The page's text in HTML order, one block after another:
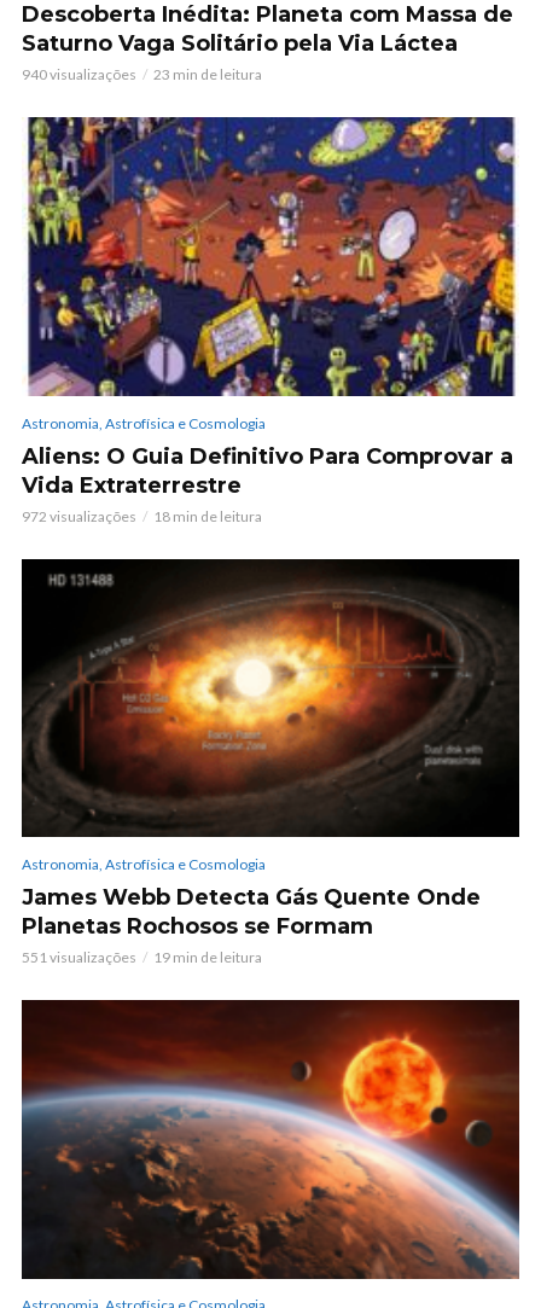
Descoberta Inédita: Planeta com Massa de
Saturno Vaga Solitário pela Via Láctea
940 visualizações 23 min de leitura
Astronomia, Astrofísica e Cosmologia
Aliens: O Guia Definitivo Para Comprovar a
Vida Extraterrestre
972 visualizações 18 min de leitura
Astronomia, Astrofísica e Cosmologia
James Webb Detecta Gás Quente Onde
Planetas Rochosos se Formam
551 visualizações 19 min de leitura